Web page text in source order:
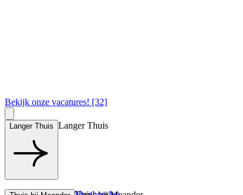
Bekijk onze vacatures! [32]
Langer Thuis Langer Thuis